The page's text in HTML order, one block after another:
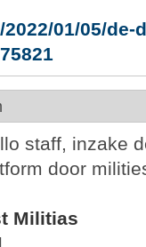
01/05/de-
staff, inzake
door
Militias